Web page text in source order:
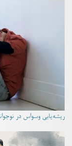
ریشه‌یابی وسواس در